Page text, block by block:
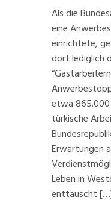
Als die
eine
einrichtete,
dort lediglich
etwa 865.000
türkische
Erwartungen
Leben in
enttäuscht